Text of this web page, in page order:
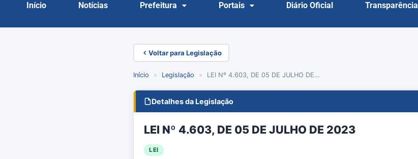
Início Notícias Prefeitura Portais Diário Oficial Transparência
Voltar para Legislação
Início » Legislação » LEI Nº 4.603, DE 05 DE JULHO DE…
Detalhes da Legislação
LEI Nº 4.603, DE 05 DE JULHO DE 2023
LEI